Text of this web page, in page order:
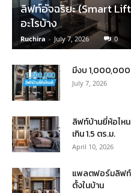
ลิฟท์อัจฉริยะ (Smart
อะไรบ้าง
Ruchira - July 7, 2026 0
มีงบ
July 7, 2026
ลิฟท์บ้านยี่ห้อไห
เกิน 1.5 ตร.ม.
April 10, 2026
แพลตฟอร์มลิฟท์
ตั้งในบ้าน